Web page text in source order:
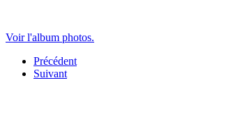
Voir l'album photos.
Précédent
Suivant